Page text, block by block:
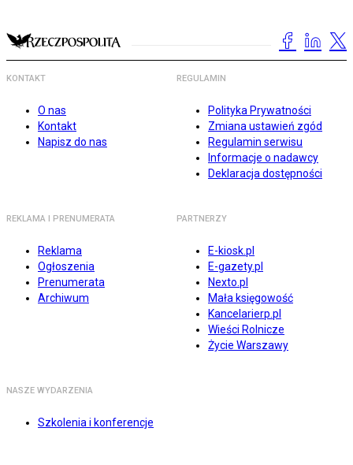
KONTAKT
O nas
Kontakt
Napisz do nas
REGULAMIN
Polityka Prywatności
Zmiana ustawień zgód
Regulamin serwisu
Informacje o nadawcy
Deklaracja dostępności
REKLAMA I PRENUMERATA
Reklama
Ogłoszenia
Prenumerata
Archiwum
PARTNERZY
E-kiosk.pl
E-gazety.pl
Nexto.pl
Mała księgowość
Kancelarierp.pl
Wieści Rolnicze
Życie Warszawy
NASZE WYDARZENIA
Szkolenia i konferencje